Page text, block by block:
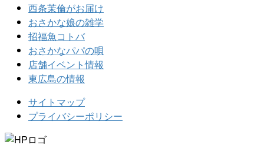
西条茉倫がお届け
おさかな娘の雑学
招福魚コトバ
おさかなパパの唄
店舗イベント情報
東広島の情報
サイトマップ
プライバシーポリシー